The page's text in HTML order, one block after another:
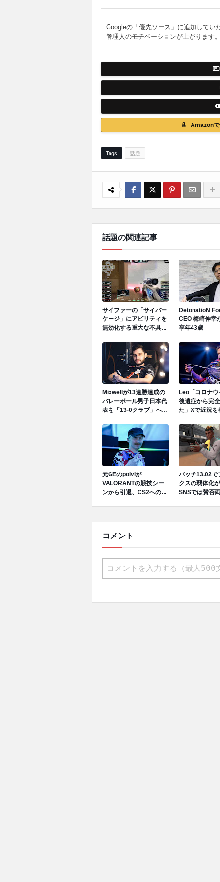
Googleの「優先ソース」に追加してい
管理人のモチベーションが上がります
Amazonで
Tags 話題
話題の関連記事
サイファーの「サイバー
ケージ」にアビリティを
無効化する重大な不具合
vs GEでも発生
DetonatioN
CEO 梅崎伸幸
享年43歳
Mixwellが13連勝達成の
バレーボール男子日本代
表を「13-0クラブ」へ招
で日本代表活躍中
Leo「コロナウ
後遺症から完
た」Xで近況を
元GEのpolviが
VALORANTの競技シー
ンから引退、CS2への移
パッチ13.02で
クスの弱体化
SNSでは賛否
コメント